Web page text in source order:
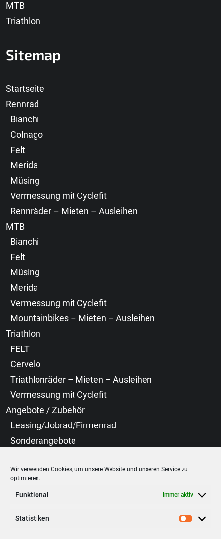
Wir verwenden Cookies, um unsere Website und unseren Service zu
optimieren.
Funktional Immer aktiv
Statistiken
MTB
Triathlon
Sitemap
Startseite
Rennrad
Bianchi
Colnago
Felt
Merida
Müsing
Vermessung mit Cyclefit
Rennräder – Mieten – Ausleihen
MTB
Bianchi
Felt
Müsing
Merida
Vermessung mit Cyclefit
Mountainbikes – Mieten – Ausleihen
Triathlon
FELT
Cervelo
Triathlonräder – Mieten – Ausleihen
Vermessung mit Cyclefit
Angebote / Zubehör
Leasing/Jobrad/Firmenrad
Sonderangebote
Bekleidung